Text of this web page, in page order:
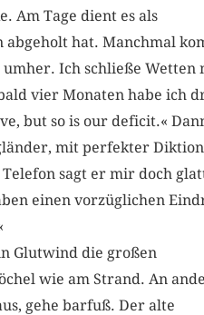
Am Tage dient es als
hat. Manchmal
Ich schließe Wetten
vier Monaten habe ich
but so is our deficit.«
mit perfekter
sagt er mir doch
einen vorzüglichen
Glutwind die großen
wie am Strand. An
gehe barfuß. Der alte